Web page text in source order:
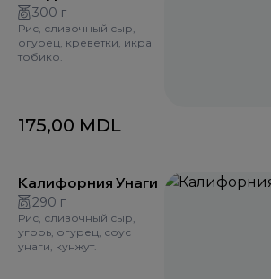
300 г
Рис, сливочный сыр,
огурец, креветки, икра
тобико.
175,00 MDL
Калифорния Унаги
290 г
Рис, сливочный сыр,
угорь, огурец, соус
унаги, кунжут.